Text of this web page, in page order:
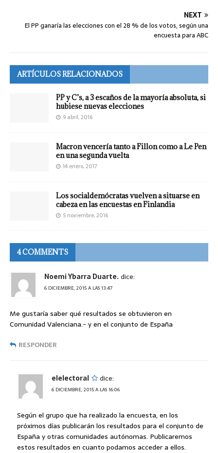
NEXT
El PP ganaría las elecciones con el 28 % de los votos, según una
encuesta para ABC
ARTÍCULOS RELACIONADOS
PP y C’s, a 3 escaños de la mayoría absoluta, si
hubiese nuevas elecciones
9 abril, 2016
Macron vencería tanto a Fillon como a Le Pen
en una segunda vuelta
14 enero, 2017
Los socialdemócratas vuelven a situarse en
cabeza en las encuestas en Finlandia
5 noviembre, 2016
4 COMMENTS
Noemi Ybarra Duarte.dice:
6 DICIEMBRE, 2015 A LAS 13:47
Me gustaría saber qué resultados se obtuvieron en
Comunidad Valenciana.- y en el conjunto de España
RESPONDER
elelectoral dice:
6 DICIEMBRE, 2015 A LAS 16:06
Según el grupo que ha realizado la encuesta, en los
próximos días publicarán los resultados para el conjunto de
España y otras comunidades autónomas. Publicaremos
estos resultados en cuanto podamos acceder a ellos.